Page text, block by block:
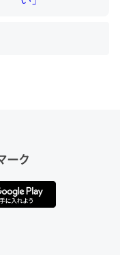
定中でした。Prime
多いそうだけど、
しか使わないので
考：